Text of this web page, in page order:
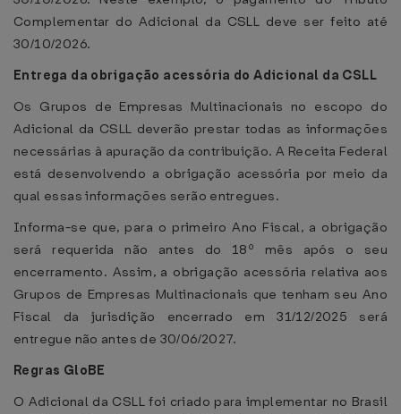
Complementar do Adicional da CSLL deve ser feito até
30/10/2026.
Entrega da obrigação acessória do Adicional da CSLL
Os Grupos de Empresas Multinacionais no escopo do
Adicional da CSLL deverão prestar todas as informações
necessárias à apuração da contribuição. A Receita Federal
está desenvolvendo a obrigação acessória por meio da
qual essas informações serão entregues.
Informa-se que, para o primeiro Ano Fiscal, a obrigação
será requerida não antes do 18º mês após o seu
encerramento. Assim, a obrigação acessória relativa aos
Grupos de Empresas Multinacionais que tenham seu Ano
Fiscal da jurisdição encerrado em 31/12/2025 será
entregue não antes de 30/06/2027.
Regras GloBE
O Adicional da CSLL foi criado para implementar no Brasil